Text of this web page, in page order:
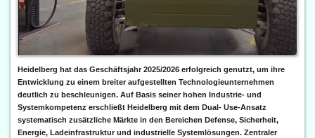
Heidelberg hat das Geschäftsjahr 2025/2026 erfolgreich genutzt, um ihre
Entwicklung zu einem breiter aufgestellten Technologieunternehmen
deutlich zu beschleunigen. Auf Basis seiner hohen Industrie- und
Systemkompetenz erschließt Heidelberg mit dem Dual- Use-Ansatz
systematisch zusätzliche Märkte in den Bereichen Defense, Sicherheit,
Energie, Ladeinfrastruktur und industrielle Systemlösungen. Zentraler